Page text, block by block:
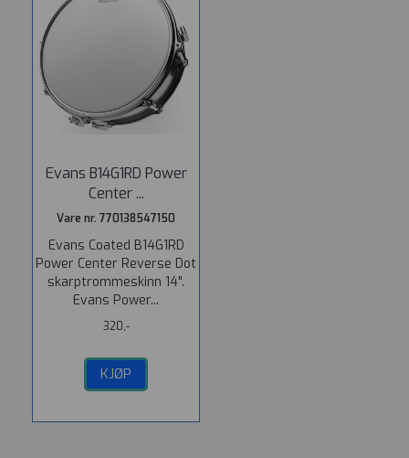
Evans B14G1RD Power
Center ...
Vare nr. 770138547150
Evans Coated B14G1RD
Power Center Reverse Dot
skarptrommeskinn 14".
Evans Power...
320,-
KJØP